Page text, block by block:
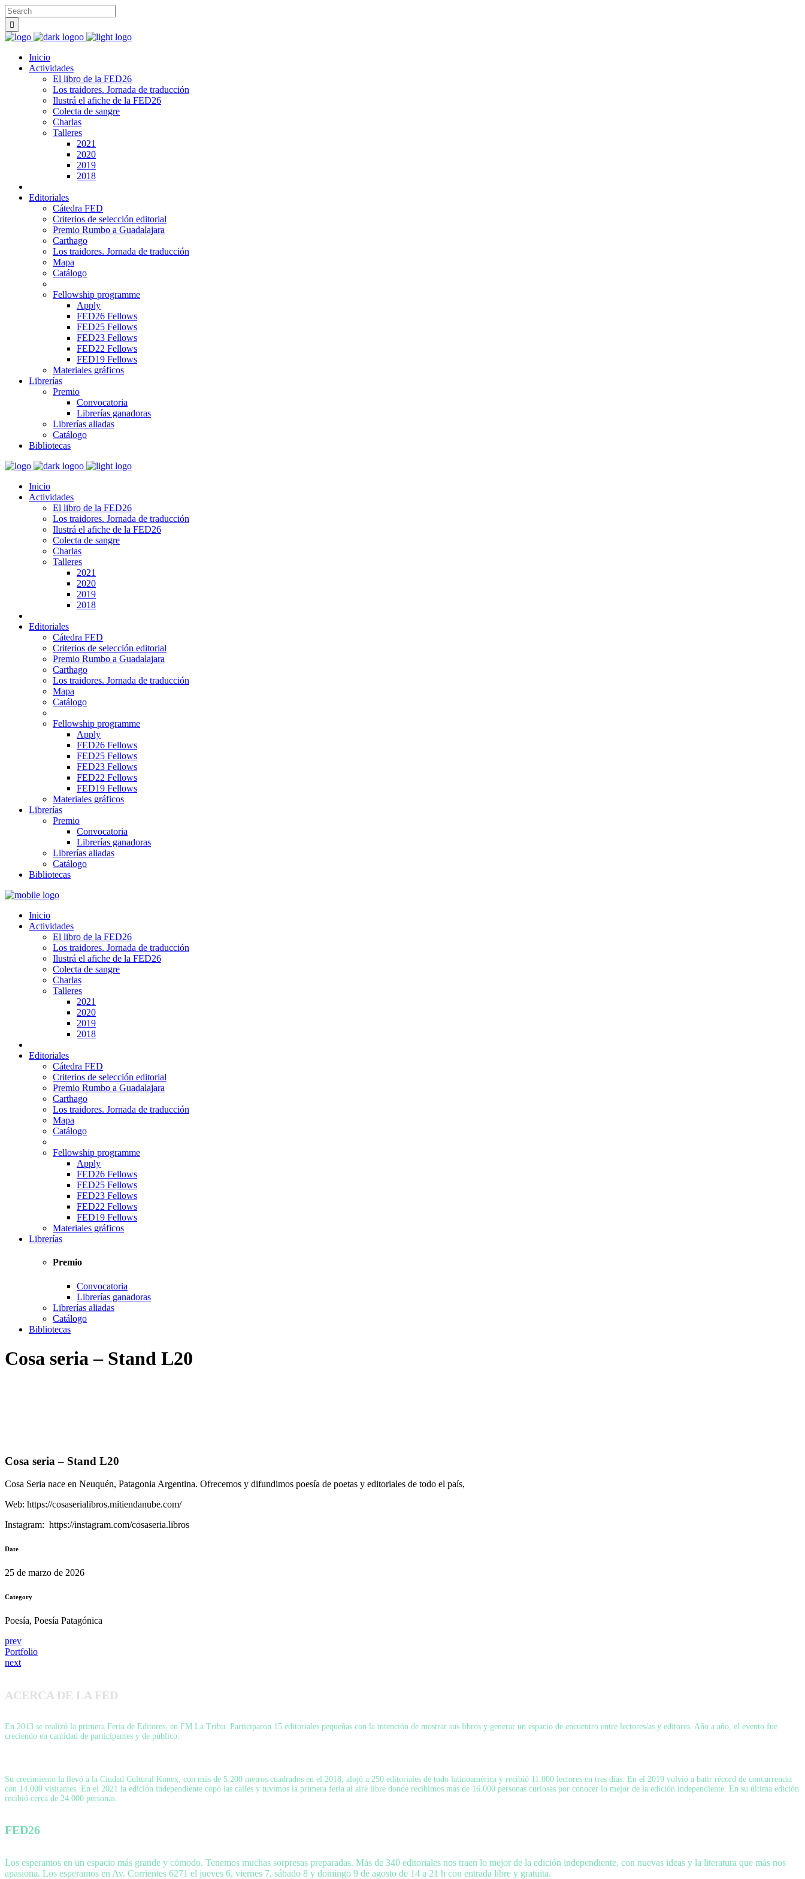
Inicio
Actividades
El libro de la FED26
Los traidores. Jornada de traducción
Ilustrá el afiche de la FED26
Colecta de sangre
Charlas
Talleres
2021
2020
2019
2018
Editoriales
Cátedra FED
Criterios de selección editorial
Premio Rumbo a Guadalajara
Carthago
Los traidores. Jornada de traducción
Mapa
Catálogo
Fellowship programme
Apply
FED26 Fellows
FED25 Fellows
FED23 Fellows
FED22 Fellows
FED19 Fellows
Materiales gráficos
Librerías
Premio
Convocatoria
Librerías ganadoras
Librerías aliadas
Catálogo
Bibliotecas
Inicio
Actividades
El libro de la FED26
Los traidores. Jornada de traducción
Ilustrá el afiche de la FED26
Colecta de sangre
Charlas
Talleres
2021
2020
2019
2018
Editoriales
Cátedra FED
Criterios de selección editorial
Premio Rumbo a Guadalajara
Carthago
Los traidores. Jornada de traducción
Mapa
Catálogo
Fellowship programme
Apply
FED26 Fellows
FED25 Fellows
FED23 Fellows
FED22 Fellows
FED19 Fellows
Materiales gráficos
Librerías
Premio
Convocatoria
Librerías ganadoras
Librerías aliadas
Catálogo
Bibliotecas
Inicio
Actividades
El libro de la FED26
Los traidores. Jornada de traducción
Ilustrá el afiche de la FED26
Colecta de sangre
Charlas
Talleres
2021
2020
2019
2018
Editoriales
Cátedra FED
Criterios de selección editorial
Premio Rumbo a Guadalajara
Carthago
Los traidores. Jornada de traducción
Mapa
Catálogo
Fellowship programme
Apply
FED26 Fellows
FED25 Fellows
FED23 Fellows
FED22 Fellows
FED19 Fellows
Materiales gráficos
Librerías
Premio
Convocatoria
Librerías ganadoras
Librerías aliadas
Catálogo
Bibliotecas
Cosa seria – Stand L20
Cosa seria – Stand L20
Cosa Seria nace en Neuquén, Patagonia Argentina. Ofrecemos y difundimos poesía de poetas y editoriales de todo el país,
Web: https://cosaserialibros.mitiendanube.com/
Instagram: https://instagram.com/cosaseria.libros
Date
25 de marzo de 2026
Category
Poesía, Poesía Patagónica
prev
Portfolio
next
ACERCA DE LA FED
En 2013 se realizó la primera Feria de Editores, en FM La Tribu. Participaron 15 editoriales pequeñas con la intención de mostrar sus libros y generar un espacio de encuentro entre lectores/as y editores. Año a año, el evento fue
creciendo en cantidad de participantes y de público.
Su crecimiento la llevó a la Ciudad Cultural Konex, con más de 5.200 metros cuadrados en el 2018, alojó a 250 editoriales de todo latinoamérica y recibió 11.000 lectores en tres días. En el 2019 volvió a batir récord de concurrencia
con 14.000 visitantes. En el 2021 la edición independiente copó las calles y tuvimos la primera feria al aire libre donde recibimos más de 16.000 personas curiosas por conocer lo mejor de la edición independiente. En su última edición
recibió cerca de 24.000 personas.
FED26
Los esperamos en un espacio más grande y cómodo. Tenemos muchas sorpresas preparadas. Más de 340 editoriales nos traen lo mejor de la edición independiente, con nuevas ideas y la literatura que más nos
apasiona. Los esperamos en Av. Corrientes 6271 el jueves 6, viernes 7, sábado 8 y domingo 9 de agosto de 14 a 21 h con entrada libre y gratuita.